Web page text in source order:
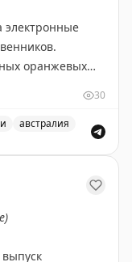
электронные
оранжевых
Новая система
аэропортах и
проект выделено
Qantas.
30
австралия